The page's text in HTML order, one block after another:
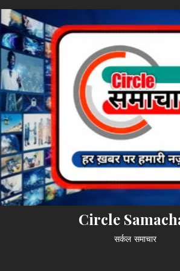
Circle
सर्कल समाचार